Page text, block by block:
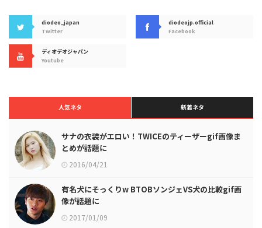
diodeo_japan
Twitter
diodeojp.official
Facebook
ディオデオジャパン
Youtube
人気ネタ 新着ネタ
サナの衣装がエロい！TWICEのティーザーgif画像ま
とめが話題に
2016/04/21
有名犬にそっくりw BTOBソンジェVS犬の比較gif画
像が話題に
2017/01/09